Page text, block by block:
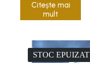
Citește mai
mult
STOC EPUIZAT